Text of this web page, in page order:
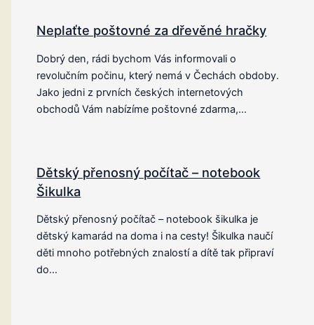
Neplaťte poštovné za dřevěné hračky
Dobrý den, rádi bychom Vás informovali o
revolučním počinu, který nemá v Čechách obdoby.
Jako jedni z prvních českých internetových
obchodů Vám nabízíme poštovné zdarma,…
Dětský přenosný počítač – notebook
Šikulka
Dětský přenosný počítač – notebook šikulka je
dětský kamarád na doma i na cesty! Šikulka naučí
děti mnoho potřebných znalostí a dítě tak připraví
do…